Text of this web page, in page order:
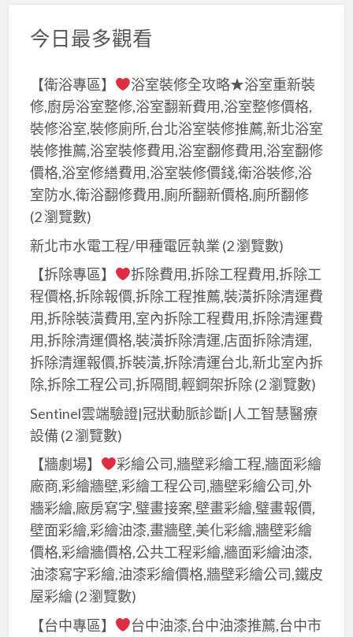
今日最多觀看
【衛浴專區】
浴室裝修全攻略★浴室重新裝
修,廚房浴室整修,浴室翻新費用,浴室整修價格,
裝修浴室,裝修廁所,台北浴室裝修推薦,新北浴室
裝修推薦,浴室裝修費用,浴室翻修費用,浴室翻修
價格,浴室修繕費用,浴室裝修價錢,衛浴裝修,浴
室防水,衛浴翻修費用,廁所翻新價格,廁所翻修
(2 瀏覽數)
新北市水電工程/甲種電匠執業 (2 瀏覽數)
【拆除專區】
拆除費用,拆除工程費用,拆除工
程價格,拆除報價,拆除工程推薦,裝潢拆除清運費
用,拆除裝潢費用,室內拆除工程費用,拆除清運費
用,拆除清運價格,裝潢拆除清運,店面拆除清運,
拆除清運報價,拆裝潢,拆除清運台北,新北室內拆
除,拆除工程公司,拆隔間,輕鋼架拆除(2 瀏覽數)
Sentinel雲端驗證|冠狀動脈診斷|人工智慧醫療
設備 (2 瀏覽數)
【牆劇場】
彩繪公司,牆壁彩繪工程,牆面彩繪
廠商,彩繪牆壁,彩繪工程公司,牆壁彩繪公司,外
牆彩繪,廠房寫字,璧畫接案,壁畫彩繪,璧畫報價,
壁面彩繪,彩繪油漆,畫牆壁,美化彩繪,牆壁彩繪
價格,彩繪牆價格,公共工程彩繪,牆面彩繪油漆,
油漆寫字彩繪,油漆彩繪價格,牆壁彩繪公司,鐵皮
屋彩繪(2 瀏覽數)
【台中專區】
台中油漆,台中油漆推薦,台中市